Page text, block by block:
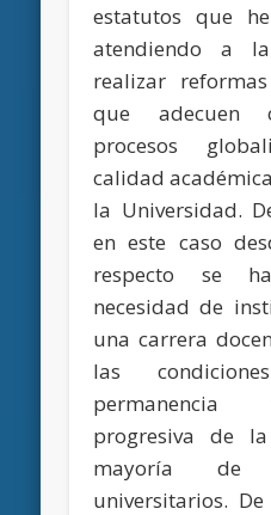
estatutos que
atendiendo a
realizar
que adecuen
procesos
calidad
la Universidad.
en este caso
respecto se
necesidad de
una carrera
las
progresiva de
mayoría de
universitarios.